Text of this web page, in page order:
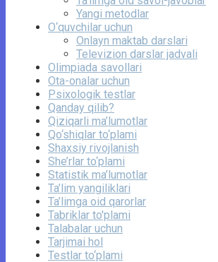
Yangi metodlar
O‘quvchilar uchun
Onlayn maktab darslari
Televizion darslar jadvali
Olimpiada savollari
Ota-onalar uchun
Psixologik testlar
Qanday qilib?
Qiziqarli ma’lumotlar
Qo‘shiqlar to‘plami
Shaxsiy rivojlanish
She’rlar to‘plami
Statistik ma’lumotlar
Ta’lim yangiliklari
Ta’limga oid qarorlar
Tabriklar to'plami
Talabalar uchun
Tarjimai hol
Testlar to‘plami